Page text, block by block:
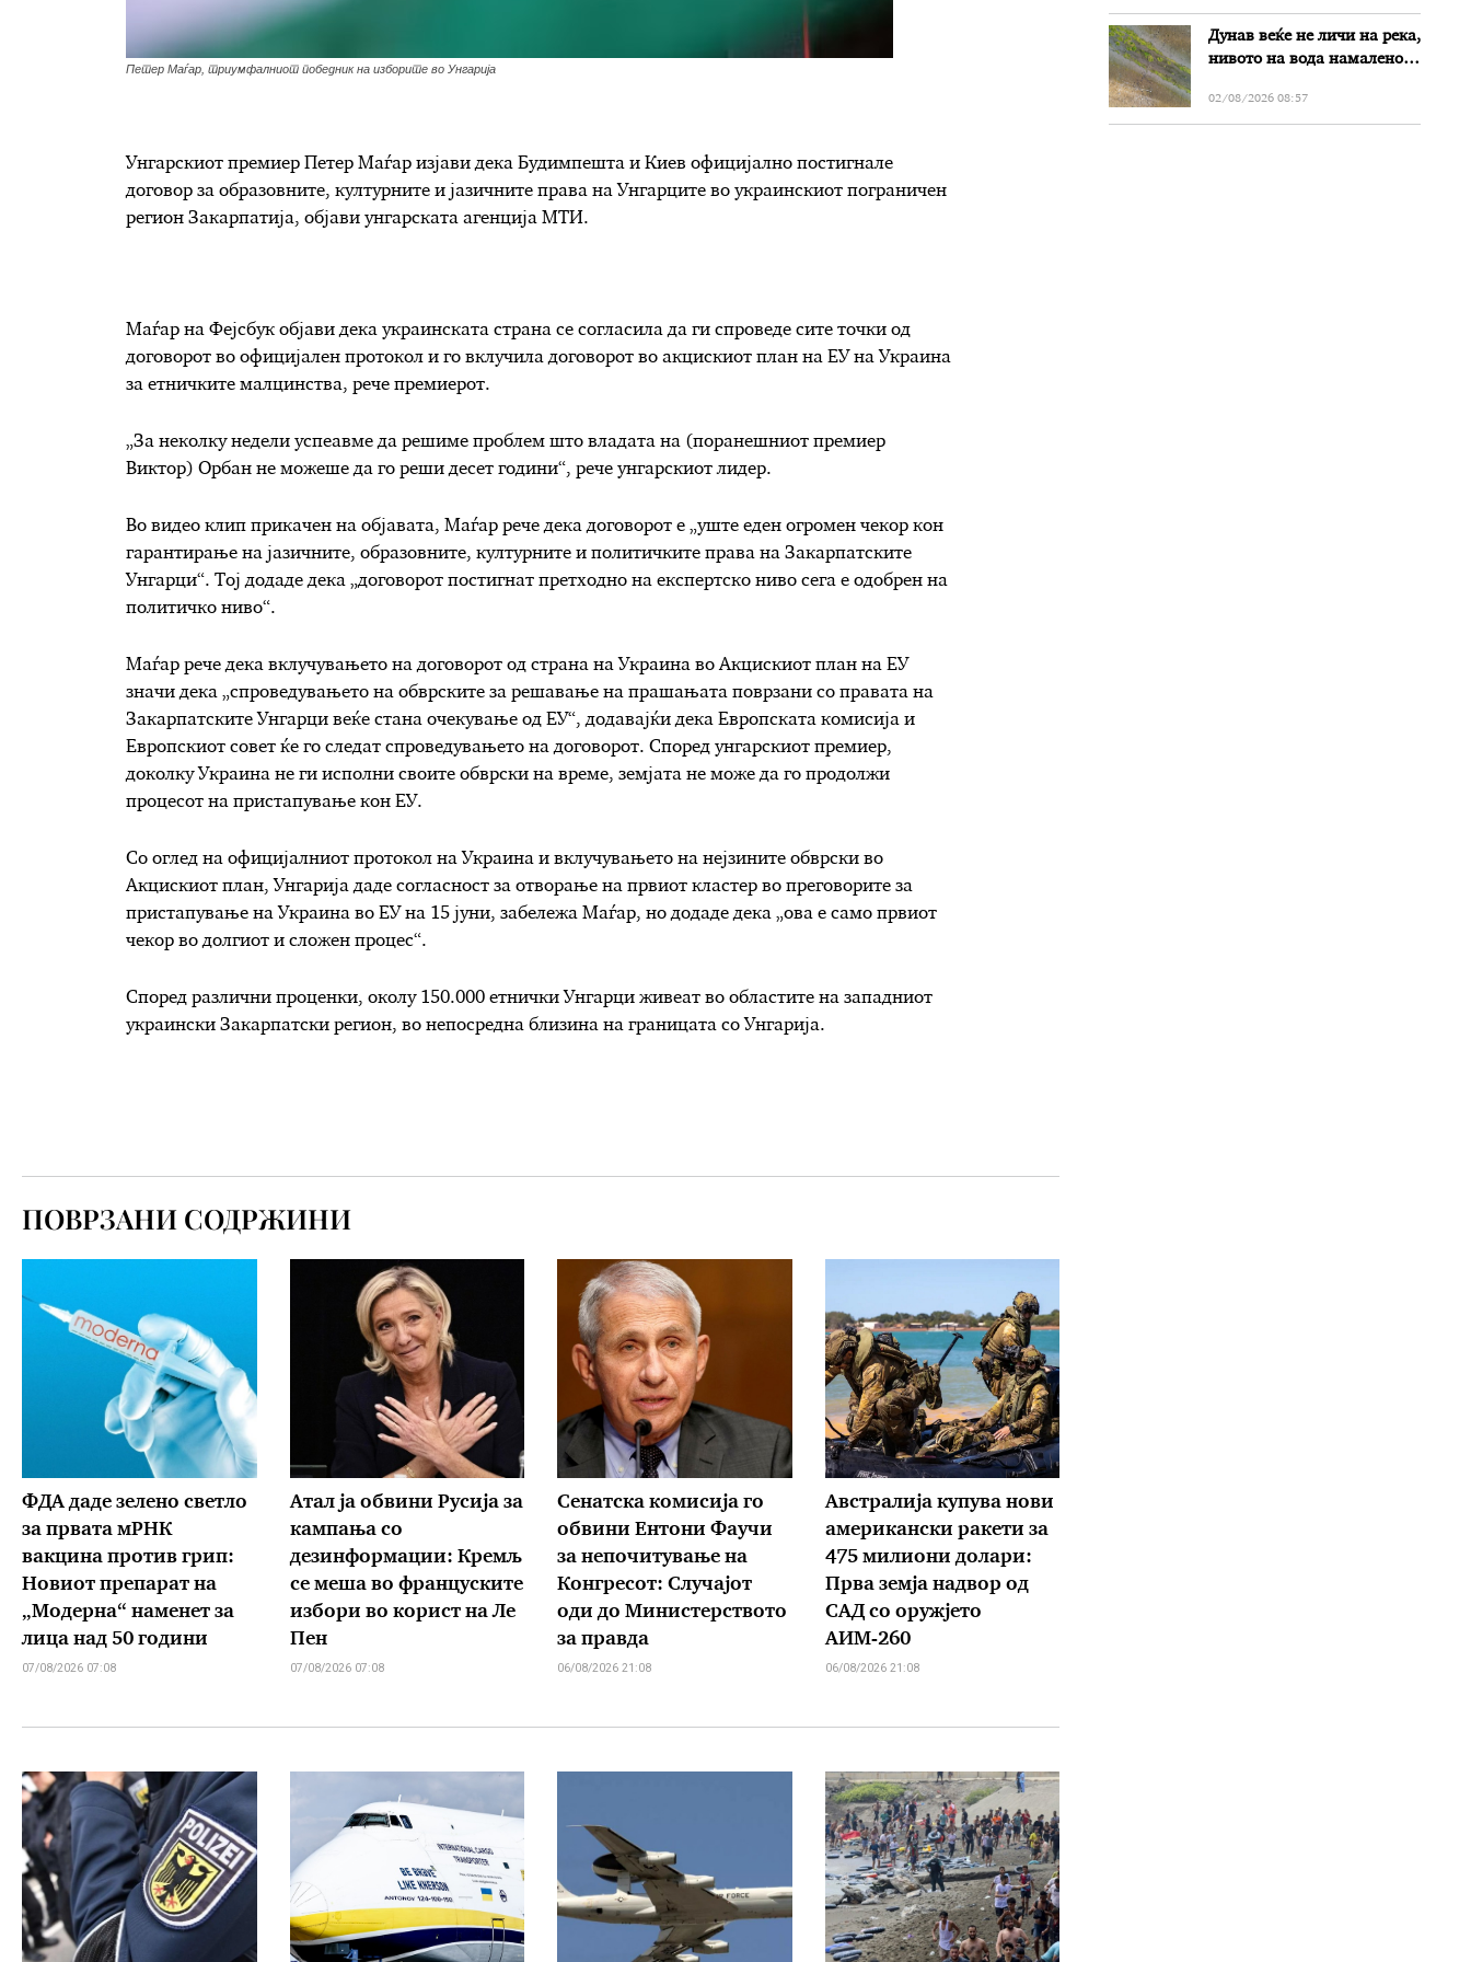
Петер Маѓар, триумфалниот победник на изборите во Унгарија
Унгарскиот премиер Петер Маѓар изјави дека Будимпешта и Киев официјално постигнале
договор за образовните, културните и јазичните права на Унгарците во украинскиот пограничен
регион Закарпатија, објави унгарската агенција МТИ.
Маѓар на Фејсбук објави дека украинската страна се согласила да ги спроведе сите точки од
договорот во официјален протокол и го вклучила договорот во акцискиот план на ЕУ на Украина
за етничките малцинства, рече премиерот.
„За неколку недели успеавме да решиме проблем што владата на (поранешниот премиер
Виктор) Орбан не можеше да го реши десет години“, рече унгарскиот лидер.
Во видео клип прикачен на објавата, Маѓар рече дека договорот е „уште еден огромен чекор кон
гарантирање на јазичните, образовните, културните и политичките права на Закарпатските
Унгарци“. Тој додаде дека „договорот постигнат претходно на експертско ниво сега е одобрен на
политичко ниво“.
Маѓар рече дека вклучувањето на договорот од страна на Украина во Акцискиот план на ЕУ
значи дека „спроведувањето на обврските за решавање на прашањата поврзани со правата на
Закарпатските Унгарци веќе стана очекување од ЕУ“, додавајќи дека Европската комисија и
Европскиот совет ќе го следат спроведувањето на договорот. Според унгарскиот премиер,
доколку Украина не ги исполни своите обврски на време, земјата не може да го продолжи
процесот на пристапување кон ЕУ.
Со оглед на официјалниот протокол на Украина и вклучувањето на нејзините обврски во
Акцискиот план, Унгарија даде согласност за отворање на првиот кластер во преговорите за
пристапување на Украина во ЕУ на 15 јуни, забележа Маѓар, но додаде дека „ова е само првиот
чекор во долгиот и сложен процес“.
Според различни проценки, околу 150.000 етнички Унгарци живеат во областите на западниот
украински Закарпатски регион, во непосредна близина на границата со Унгарија.
ПОВРЗАНИ СОДРЖИНИ
ФДА даде зелено светло
за првата мРНК
вакцина против грип:
Новиот препарат на
„Модерна“ наменет за
лица над 50 години
07/08/2026 07:08
Атал ја обвини Русија за
кампања со
дезинформации: Кремљ
се меша во француските
избори во корист на Ле
Пен
07/08/2026 07:08
Сенатска комисија го
обвини Ентони Фаучи
за непочитување на
Конгресот: Случајот
оди до Министерството
за правда
06/08/2026 21:08
Австралија купува нови
американски ракети за
475 милиони долари:
Прва земја надвор од
САД со оружјето
АИМ-260
06/08/2026 21:08
Дунав веќе не личи на река,
нивото на вода намалено
Бугарија
02/08/2026 08:57